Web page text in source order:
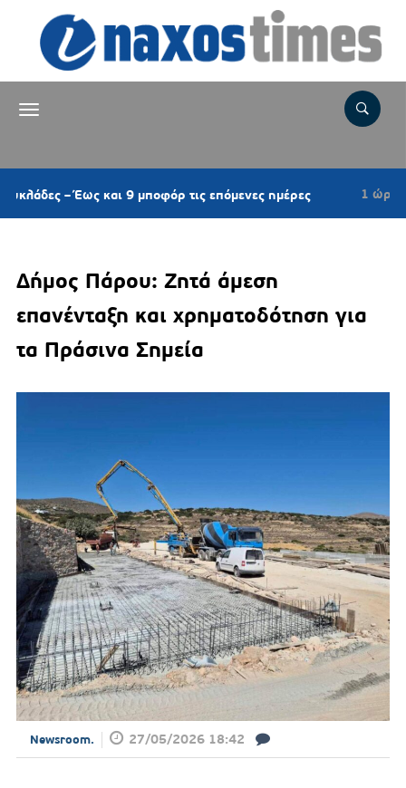
Έως και 9 μποφόρ τις επόμενες ημέρες 1 ώρα πριν
Δήμος Πάρου: Ζητά άμεση
επανένταξη και χρηματοδότηση για
τα Πράσινα Σημεία
Newsroom. 27/05/2026 18:42